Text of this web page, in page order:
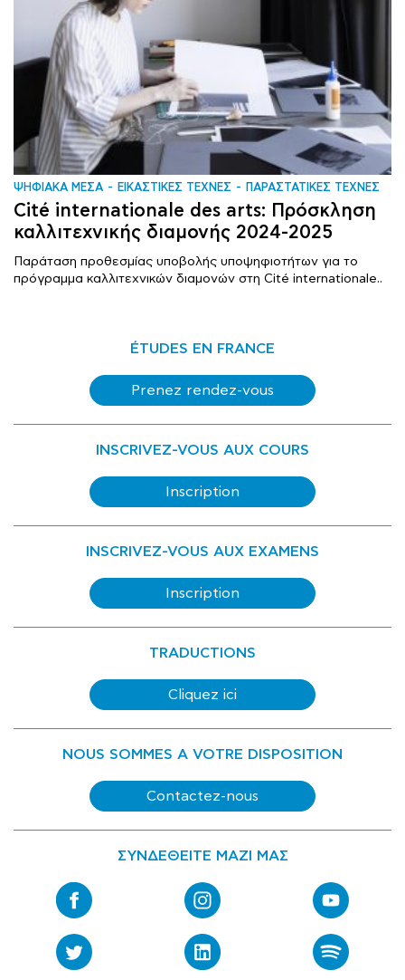
ΨΗΦΙΑΚΑ ΜΕΣΑ ΕΙΚΑΣΤΙΚΕΣ ΤΕΧΝΕΣ ΠΑΡΑΣΤΑΤΙΚΕΣ ΤΕΧΝΕΣ
Cité internationale des arts: Πρόσκληση
καλλιτεχνικής διαμονής 2024-2025
Παράταση προθεσμίας υποβολής υποψηφιοτήτων για το
πρόγραμμα καλλιτεχνικών διαμονών στη Cité internationale..
ÉTUDES EN FRANCE
Prenez rendez-vous
INSCRIVEZ-VOUS AUX COURS
Inscription
INSCRIVEZ-VOUS AUX EXAMENS
Inscription
TRADUCTIONS
Cliquez ici
NOUS SOMMES A VOTRE DISPOSITION
Contactez-nous
ΣΥΝΔΕΘΕΙΤΕ ΜΑΖΙ ΜΑΣ